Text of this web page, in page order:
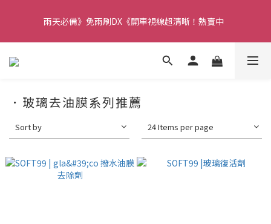
聯絡我們確認。
雨天必備》免雨刷DX《開車視線超清晰！熱賣中
【重要】本公司不會在假日、非上班時段以電話連絡，若有疑慮請
．玻璃去油膜系列推薦
Sort by 24 Items per page